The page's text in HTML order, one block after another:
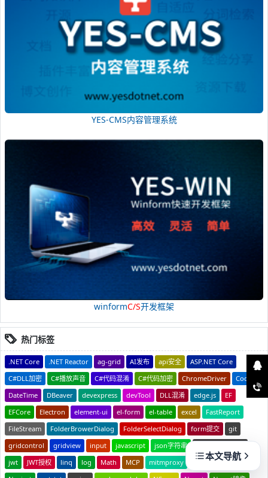
YES-CMS内容管理系统
winformC/S开发框架
热门标签
.NET Core .NET Reactor ag-grid AI发布 api安全
ASP.NET Core
C#DLL加密
C#播放声音 C#代码混淆 C#代码加密 ChromeDriver
Codex
DateTime
DBeaver devexpress devTool DLL混淆 edge.js
EF
EFCore
Electron element-ui el-form el-table excel
FastReport
FileStream
FolderBrowerDialog FolderSelectDialog form提交
git
gridcontrol
gridview input javascript json字符串
jwt
JWT授权 linq log Math MCP mitmproxy MVC
MySQL
本文导航